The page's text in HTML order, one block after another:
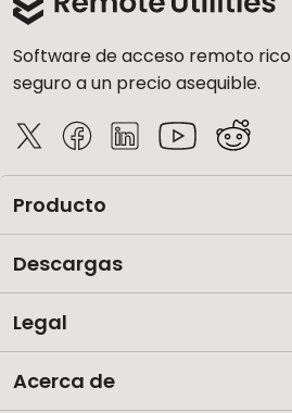
Software de acceso remoto
seguro a un precio asequible.
Producto
Descargas
Legal
Acerca de